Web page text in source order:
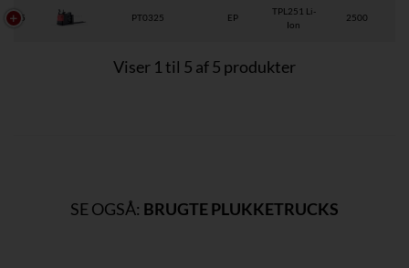
5 PT0325 EP
TPL251 Li-
Ion
2500
Viser 1 til 5 af 5 produkter
SE OGSÅ: BRUGTE PLUKKETRUCKS